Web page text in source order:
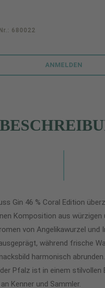
680022
ANMELDEN
Gin 46 % Coral Edition
Komposition aus
von Angelikawurzel und
während frische
harmonisch
Pfalz ist in einem stilvollen
Kenner und Sammler.